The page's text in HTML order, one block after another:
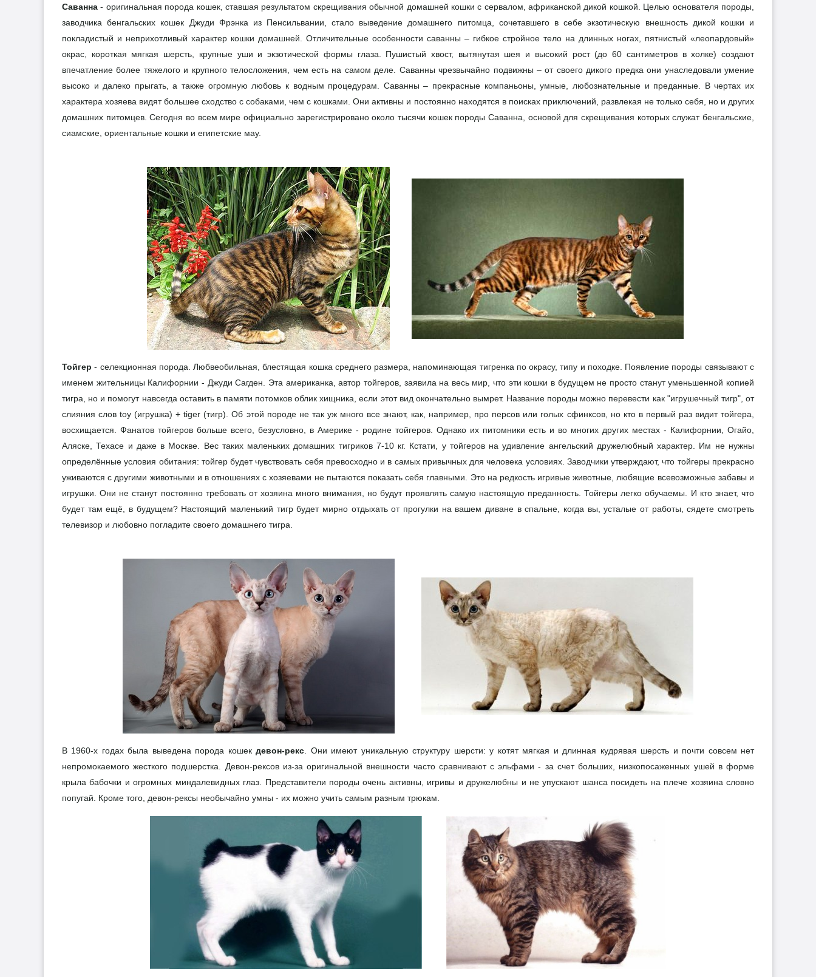
Саванна- оригинальная порода кошек, ставшая результатом скрещивания обычной домашней кошки с сервалом, африканской дикой кошкой. Целью основателя породы,
заводчика бенгальских кошек Джуди Фрэнка из Пенсильвании, стало выведение домашнего питомца, сочетавшего в себе экзотическую внешность дикой кошки и
покладистый и неприхотливый характер кошки домашней. Отличительные особенности саванны – гибкое стройное тело на длинных ногах, пятнистый «леопардовый»
окрас, короткая мягкая шерсть, крупные уши и экзотической формы глаза. Пушистый хвост, вытянутая шея и высокий рост (до 60 сантиметров в холке) создают
впечатление более тяжелого и крупного телосложения, чем есть на самом деле. Саванны чрезвычайно подвижны – от своего дикого предка они унаследовали умение
высоко и далеко прыгать, а также огромную любовь к водным процедурам. Саванны – прекрасные компаньоны, умные, любознательные и преданные. В чертах их
характера хозяева видят большее сходство с собаками, чем с кошками. Они активны и постоянно находятся в поисках приключений, развлекая не только себя, но и других
домашних питомцев. Сегодня во всем мире официально зарегистрировано около тысячи кошек породы Саванна, основой для скрещивания которых служат бенгальские,
сиамские, ориентальные кошки и египетские мау.
Тойгер - селекционная порода. Любвеобильная, блестящая кошка среднего размера, напоминающая тигренка по окрасу, типу и походке. Появление породы связывают с
именем жительницы Калифорнии - Джуди Сагден. Эта американка, автор тойгеров, заявила на весь мир, что эти кошки в будущем не просто станут уменьшенной копией
тигра, но и помогут навсегда оставить в памяти потомков облик хищника, если этот вид окончательно вымрет. Название породы можно перевести как "игрушечный тигр", от
слияния слов toy (игрушка) + tiger (тигр). Об этой породе не так уж много все знают, как, например, про персов или голых сфинксов, но кто в первый раз видит тойгера,
восхищается. Фанатов тойгеров больше всего, безусловно, в Америке - родине тойгеров. Однако их питомники есть и во многих других местах - Калифорнии, Огайо,
Аляске, Техасе и даже в Москве. Вес таких маленьких домашних тигриков 7-10 кг. Кстати, у тойгеров на удивление ангельский дружелюбный характер. Им не нужны
определённые условия обитания: тойгер будет чувствовать себя превосходно и в самых привычных для человека условиях. Заводчики утверждают, что тойгеры прекрасно
уживаются с другими животными и в отношениях с хозяевами не пытаются показать себя главными. Это на редкость игривые животные, любящие всевозможные забавы и
игрушки. Они не станут постоянно требовать от хозяина много внимания, но будут проявлять самую настоящую преданность. Тойгеры легко обучаемы. И кто знает, что
будет там ещё, в будущем? Настоящий маленький тигр будет мирно отдыхать от прогулки на вашем диване в спальне, когда вы, усталые от работы, сядете смотреть
телевизор и любовно погладите своего домашнего тигра.
В 1960-х годах была выведена порода кошекдевон-рекс . Они имеют уникальную структуру шерсти: у котят мягкая и длинная кудрявая шерсть и почти совсем нет
непромокаемого жесткого подшерстка. Девон-рексов из-за оригинальной внешности часто сравнивают с эльфами - за счет больших, низкопосаженных ушей в форме
крыла бабочки и огромных миндалевидных глаз. Представители породы очень активны, игривы и дружелюбны и не упускают шанса посидеть на плече хозяина словно
попугай. Кроме того, девон-рексы необычайно умны - их можно учить самым разным трюкам.